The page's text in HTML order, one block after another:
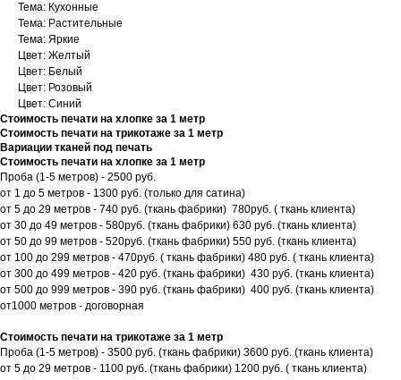
Тема: Кухонные
Тема: Растительные
Тема: Яркие
Цвет: Желтый
Цвет: Белый
Цвет: Розовый
Цвет: Синий
Стоимость печати на хлопке за 1 метр
Стоимость печати на трикотаже за 1 метр
Вариации тканей под печать
Стоимость печати на хлопке за 1 метр
Проба (1-5 метров) - 2500 руб.
от 1 до 5 метров - 1300 руб. (только для сатина)
от 5 до 29 метров - 740 руб. (ткань фабрики) 780руб. ( ткань клиента)
от 30 до 49 метров - 580руб. (ткань фабрики) 630 руб. (ткань клиента)
от 50 до 99 метров - 520руб. (ткань фабрики) 550 руб. (ткань клиента)
от 100 до 299 метров - 470руб. ( ткань фабрики) 480 руб. ( ткань клиента)
от 300 до 499 метров - 420 руб. (ткань фабрики) 430 руб. (ткань клиента)
от 500 до 999 метров - 390 руб. (ткань фабрики) 400 руб. (ткань клиента)
от1000 метров - договорная
Стоимость печати на трикотаже за 1 метр
Проба (1-5 метров) - 3500 руб. (ткань фабрики) 3600 руб. (ткань клиента)
от 5 до 29 метров - 1100 руб. (ткань фабрики) 1200 руб. ( ткань клиента)